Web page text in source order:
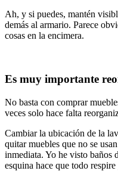
Ah, y si puedes, mantén
demás al armario. Parece
cosas en la encimera.
Es muy importante
No basta con comprar
veces solo hace falta
Cambiar la ubicación de la
quitar muebles que no se
inmediata. Yo he visto baños
esquina hace que todo